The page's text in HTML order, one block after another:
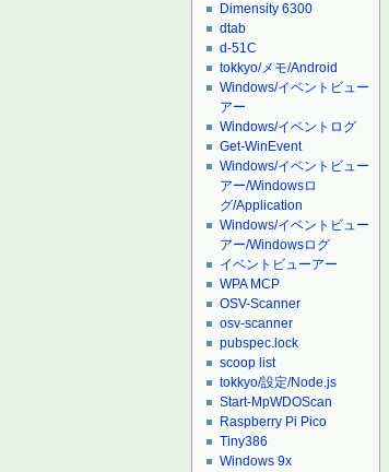
Dimensity 6300
dtab
d-51C
tokkyo/メモ/Android
Windows/イベントビュー
アー
Windows/イベントログ
Get-WinEvent
Windows/イベントビュー
アー/Windowsロ
グ/Application
Windows/イベントビュー
アー/Windowsログ
イベントビューアー
WPA MCP
OSV-Scanner
osv-scanner
pubspec.lock
scoop list
tokkyo/設定/Node.js
Start-MpWDOScan
Raspberry Pi Pico
Tiny386
Windows 9x